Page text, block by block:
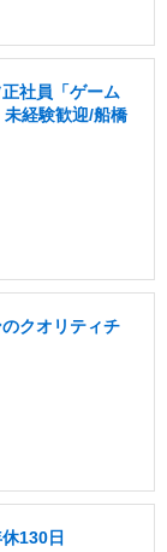
社員「ゲーム
経験歓迎/船橋
クオリティチ
130日